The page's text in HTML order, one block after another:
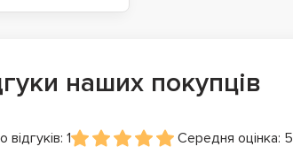
наших покупців
відгуків: 1 Середня оцінка: 5